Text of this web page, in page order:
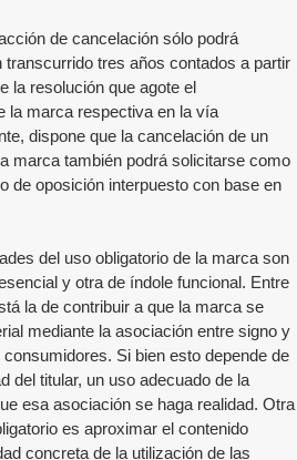
de cancelación sólo podrá
transcurrido tres años contados a partir
la resolución que agote el
la marca respectiva en la vía
dispone que la cancelación de un
marca también podrá solicitarse como
de oposición interpuesto con base en
del uso obligatorio de la marca son
y otra de índole funcional. Entre
la de contribuir a que la marca se
mediante la asociación entre signo y
Si bien esto depende de
del titular, un uso adecuado de la
esa asociación se haga realidad. Otra
es aproximar el contenido
concreta de la utilización de las